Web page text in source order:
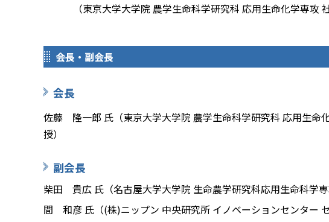
（東京大学大学院 農学生命科学研究科 応用生命化学専攻
会長・副会長
会長
佐藤 隆一郎 氏（東京大学大学院 農学生命科学研究科 応用生命
授）
副会長
柴田 貴広 氏（名古屋大学大学院 生命農学研究科応用生命科学専
間 和彦 氏（(株)ニップン 中央研究所 イノベーションセンター セ